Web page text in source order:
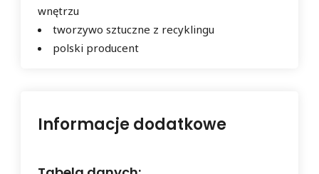
wnętrzu
tworzywo sztuczne z recyklingu
polski producent
Informacje dodatkowe